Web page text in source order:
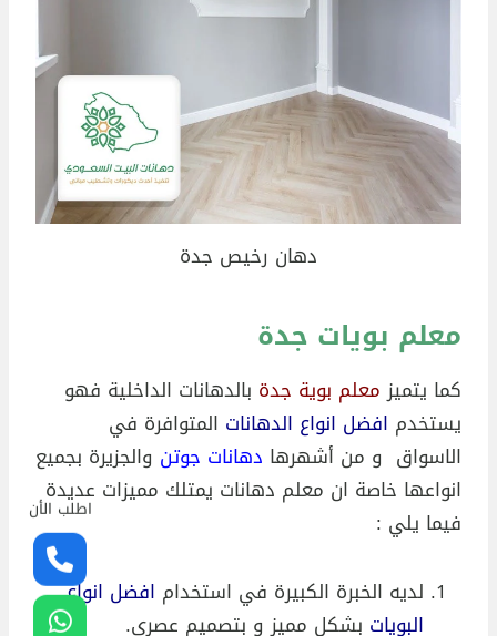
دهان رخيص جدة
معلم بويات جدة
كما يتميز معلم بوية جدة بالدهانات الداخلية فهو
يستخدم افضل انواع الدهانات المتوافرة في
الاسواق و من أشهرها دهانات جوتن والجزيرة بجميع
انواعها خاصة ان معلم دهانات يمتلك مميزات عديدة
فيما يلي :
لديه الخبرة الكبيرة في استخدام افضل انواع
البويات بشكل مميز و بتصميم عصري.
اطلب الأن